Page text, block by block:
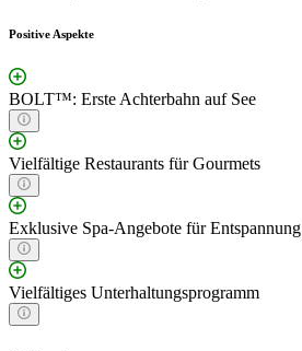
Positive Aspekte
BOLT™: Erste Achterbahn auf See
Vielfältige Restaurants für Gourmets
Exklusive Spa-Angebote für Entspannung
Vielfältiges Unterhaltungsprogramm